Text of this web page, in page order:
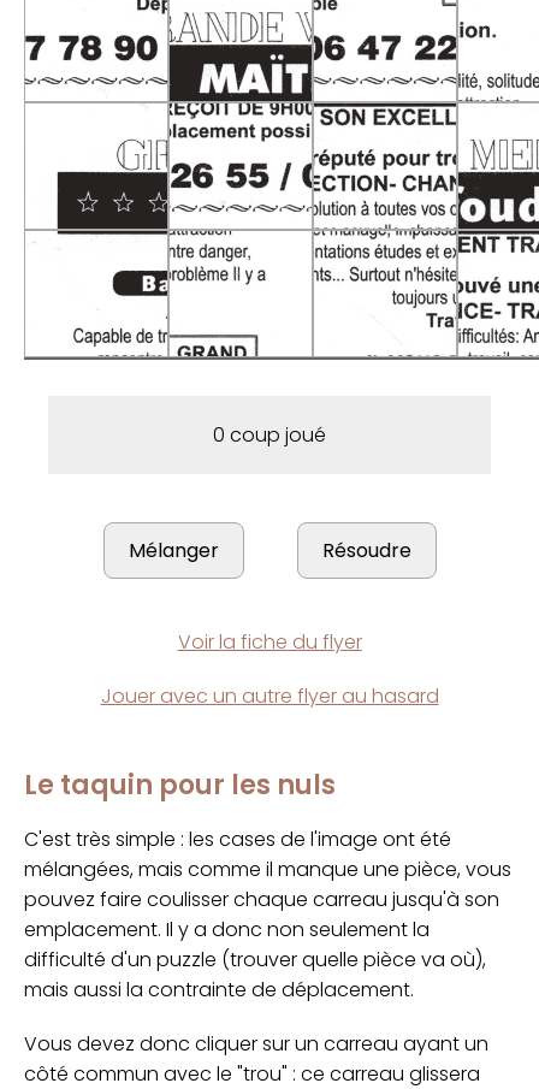
0 coup joué
Voir la fiche du flyer
Jouer avec un autre flyer au hasard
Le taquin pour les nuls
C'est très simple : les cases de l'image ont été
mélangées, mais comme il manque une pièce, vous
pouvez faire coulisser chaque carreau jusqu'à son
emplacement. Il y a donc non seulement la
difficulté d'un puzzle (trouver quelle pièce va où),
mais aussi la contrainte de déplacement.
Vous devez donc cliquer sur un carreau ayant un
côté commun avec le "trou" : ce carreau glissera